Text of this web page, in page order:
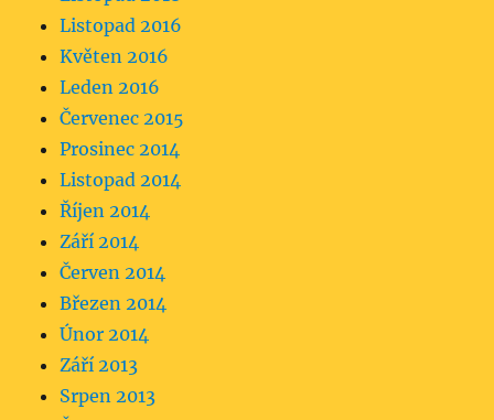
Listopad 2016
Květen 2016
Leden 2016
Červenec 2015
Prosinec 2014
Listopad 2014
Říjen 2014
Září 2014
Červen 2014
Březen 2014
Únor 2014
Září 2013
Srpen 2013